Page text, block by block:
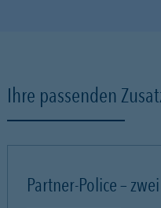
Ihre passenden
Partner-Police –